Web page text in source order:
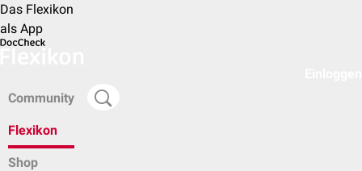
Das Flexikon
als App
Community
Flexikon
Shop